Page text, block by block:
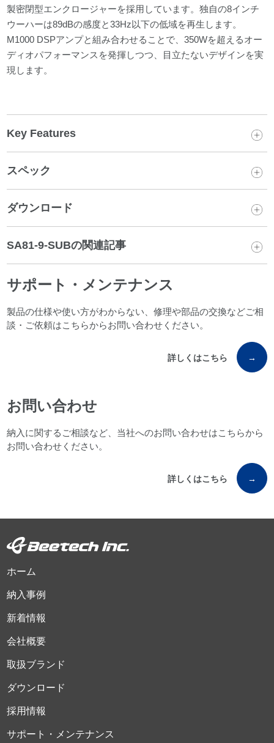
製密閉型エンクロージャーを採用しています。独自の8インチ
ウーハーは89dBの感度と33Hz以下の低域を再生します。
M1000 DSPアンプと組み合わせることで、350Wを超えるオー
ディオパフォーマンスを発揮しつつ、目立たないデザインを実
現します。
Key Features
スペック
ダウンロード
SA81-9-SUBの関連記事
サポート・メンテナンス
製品の仕様や使い方がわからない、修理や部品の交換などご相
談・ご依頼はこちらからお問い合わせください。
詳しくはこちら →
お問い合わせ
納入に関するご相談など、当社へのお問い合わせはこちらから
お問い合わせください。
詳しくはこちら →
ホーム
納入事例
新着情報
会社概要
取扱ブランド
ダウンロード
採用情報
サポート・メンテナンス